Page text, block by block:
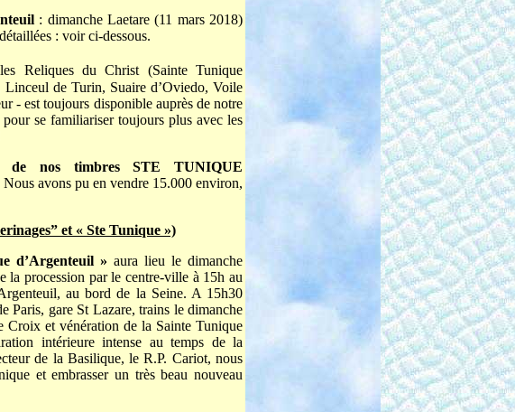
: dimanche Laetare (11 mars 2018)
: voir ci-dessous.
Reliques du Christ (Sainte Tunique
Linceul de Turin, Suaire d’Oviedo, Voile
- est toujours disponible auprès de notre
se familiariser toujours plus avec les
de nos timbres STE TUNIQUE
avons pu en vendre 15.000 environ,
et « Ste Tunique »)
d’Argenteuil » aura lieu le dimanche
la procession par le centre-ville à 15h au
au bord de la Seine. A 15h30
Paris, gare St Lazare, trains le dimanche
Croix et vénération de la Sainte Tunique
intérieure intense au temps de la
de la Basilique, le R.P. Cariot, nous
et embrasser un très beau nouveau